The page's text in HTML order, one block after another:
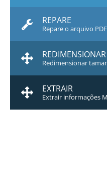
REPARE
Repare o arquivo
REDIMENSIONAR
Redimensionar
EXTRAIR
Extrair informações